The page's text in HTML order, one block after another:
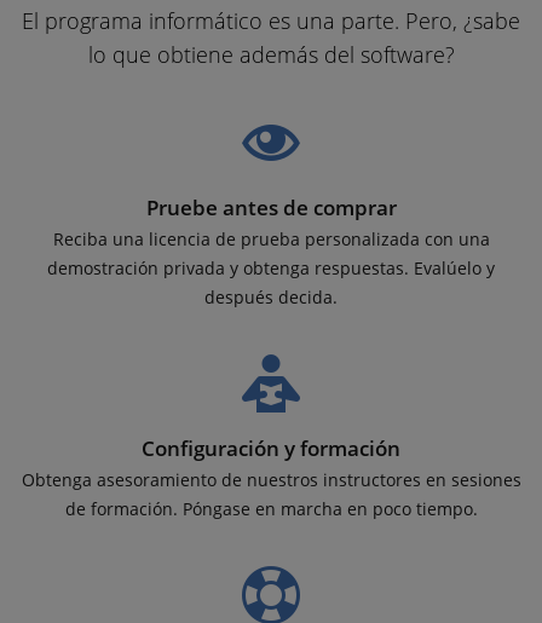
El programa informático es una parte. Pero, ¿sabe
lo que obtiene además del software?
Pruebe antes de comprar
Reciba una licencia de prueba personalizada con una
demostración privada y obtenga respuestas. Evalúelo y
después decida.
Configuración y formación
Obtenga asesoramiento de nuestros instructores en sesiones
de formación. Póngase en marcha en poco tiempo.